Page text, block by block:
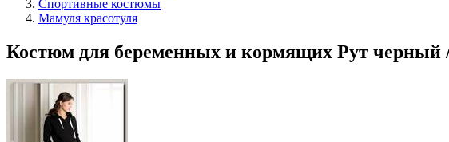
Спортивные костюмы
Мамуля красотуля
Костюм для беременных и кормящих Рут черный